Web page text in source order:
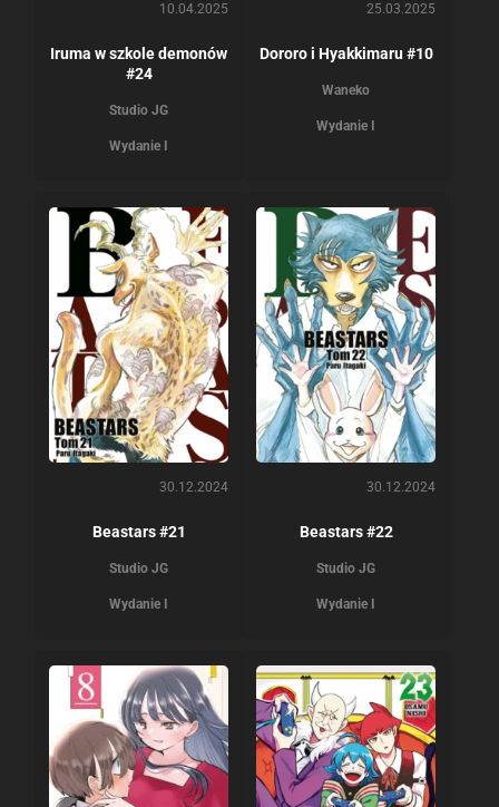
10.04.2025
Iruma w szkole demonów
#24
Studio JG
Wydanie I
25.03.2025
Dororo i Hyakkimaru #10
Waneko
Wydanie I
30.12.2024
Beastars #21
Studio JG
Wydanie I
30.12.2024
Beastars #22
Studio JG
Wydanie I